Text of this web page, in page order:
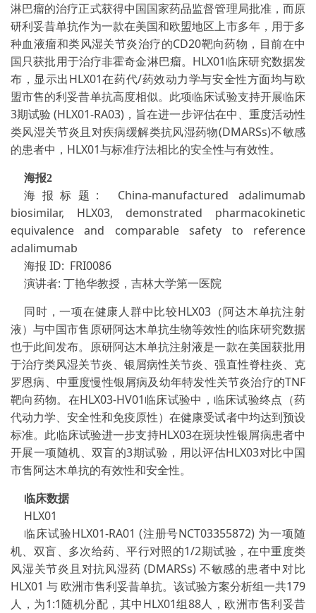
淋巴瘤的治疗正式获得中国国家药品监督管理局批准，而原
研利妥昔单抗作为一款在美国和欧盟地区上市多年，用于多
种血液瘤和类风湿关节炎治疗的CD20靶向药物，目前在中
国只获批用于治疗非霍奇金淋巴瘤。HLX01临床研究数据发
布，显示出HLX01在药代/药效动力学与安全性方面均与欧
盟市售的利妥昔单抗高度相似。此项临床试验支持开展临床
3期试验 (HLX01-RA03)，旨在进一步评估在中、重度活动性
类风湿关节炎且对疾病缓解类抗风湿药物(DMARSs)不敏感
的患者中，HLX01与标准疗法相比的安全性与有效性。
海报2
海报标题: China-manufactured adalimumab
biosimilar, HLX03, demonstrated pharmacokinetic
equivalence and comparable safety to reference
adalimumab
海报 ID: FRI0086
演讲者: 丁艳华教授，吉林大学第一医院
同时，一项在健康人群中比较HLX03（阿达木单抗注射
液）与中国市售原研阿达木单抗生物等效性的临床研究数据
也于此间发布。原研阿达木单抗注射液是一款在美国获批用
于治疗类风湿关节炎、银屑病性关节炎、强直性脊柱炎、克
罗恩病、中重度慢性银屑病及幼年特发性关节炎治疗的TNF
靶向药物。在HLX03-HV01临床试验中，临床试验终点（药
代动力学、安全性和免疫原性）在健康受试者中均达到预设
标准。此临床试验进一步支持HLX03在斑块性银屑病患者中
开展一项随机、双盲的3期试验，用以评估HLX03对比中国
市售阿达木单抗的有效性和安全性。
临床数据
HLX01
临床试验HLX01-RA01 (注册号NCT03355872) 为一项随
机、双盲、多次给药、平行对照的1/2期试验，在中重度类
风湿关节炎且对抗风湿药 (DMARSs) 不敏感的患者中对比
HLX01 与 欧洲市售利妥昔单抗。该试验方案分析组一共179
人，为1:1随机分配，其中HLX01组88人，欧洲市售利妥昔